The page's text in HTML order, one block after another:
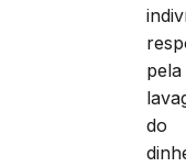
pela
do